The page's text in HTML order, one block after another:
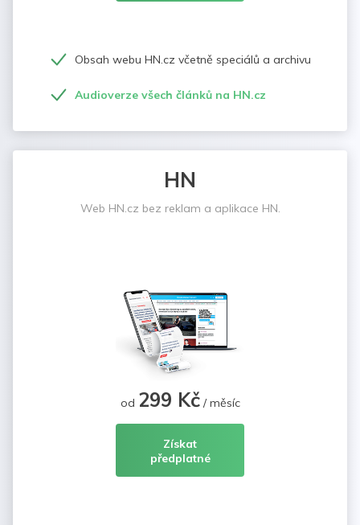
Obsah webu HN.cz včetně speciálů a archivu
Audioverze všech článků na HN.cz
HN
Web HN.cz bez reklam a aplikace HN.
od 299 Kč/ měsíc
Získat
předplatné